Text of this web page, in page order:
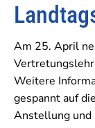
Am 25. April
Weitere
gespannt auf
Anstellung und